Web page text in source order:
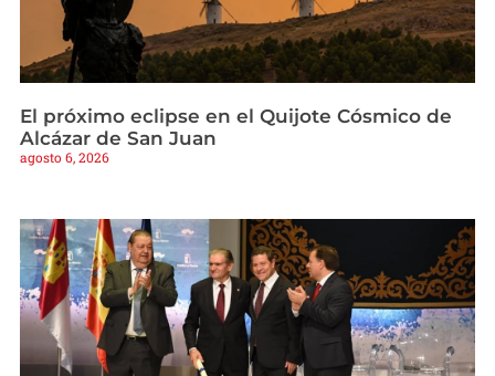
El próximo eclipse en el Quijote Cósmico de
Alcázar de San Juan
agosto 6, 2026